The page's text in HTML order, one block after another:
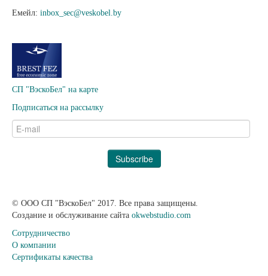
Емейл: inbox_sec@veskobel.by
СП "ВэскоБел" на карте
Подписаться на рассылку
© ООО СП "ВэскоБел" 2017. Все права защищены.
Создание и обслуживание сайта okwebstudio.com
Сотрудничество
О компании
Сертификаты качества